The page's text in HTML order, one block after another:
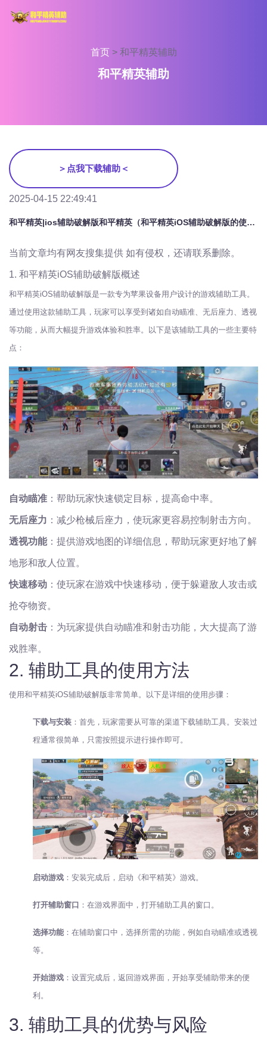
首页 > 和平精英辅助
和平精英辅助
＞点我下载辅助＜
2025-04-15 22:49:41
和平精英|ios辅助破解版和平精英（和平精英iOS辅助破解版的使用是否会影响游戏的公平性？）
当前文章均有网友搜集提供 如有侵权，还请联系删除。
1. 和平精英iOS辅助破解版概述
和平精英iOS辅助破解版是一款专为苹果设备用户设计的游戏辅助工具。
通过使用这款辅助工具，玩家可以享受到诸如自动瞄准、无后座力、透视
等功能，从而大幅提升游戏体验和胜率。以下是该辅助工具的一些主要特
点：
自动瞄准 ：帮助玩家快速锁定目标，提高命中率。
无后座力 ：减少枪械后座力，使玩家更容易控制射击方向。
透视功能：提供游戏地图的详细信息，帮助玩家更好地了解
地形和敌人位置。
快速移动 ：使玩家在游戏中快速移动，便于躲避敌人攻击或
抢夺物资。
自动射击 ：为玩家提供自动瞄准和射击功能，大大提高了游
戏胜率。
2. 辅助工具的使用方法
使用和平精英iOS辅助破解版非常简单。以下是详细的使用步骤：
下载与安装 ：首先，玩家需要从可靠的渠道下载辅助工具。安装过
程通常很简单，只需按照提示进行操作即可。
启动游戏 ：安装完成后，启动《和平精英》游戏。
打开辅助窗口 ：在游戏界面中，打开辅助工具的窗口。
选择功能 ：在辅助窗口中，选择所需的功能，例如自动瞄准或透视
等。
开始游戏 ：设置完成后，返回游戏界面，开始享受辅助带来的便
利。
3. 辅助工具的优势与风险